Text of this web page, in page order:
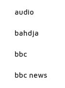
audio
bahdja
bbc
bbc news